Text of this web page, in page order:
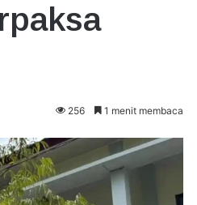
256 1 menit membaca